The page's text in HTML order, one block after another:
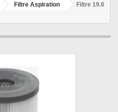
Filtre Aspiration
Filtre 19.6